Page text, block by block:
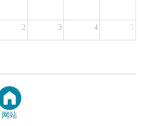
2 3 4 5
网站